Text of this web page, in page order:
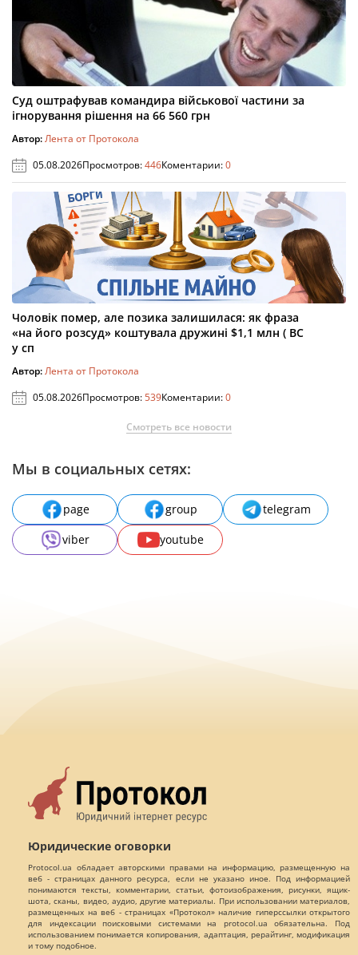
Суд оштрафував командира військової частини за
ігнорування рішення на 66 560 грн
Автор:Лента от Протокола
05.08.2026Просмотров:446Коментарии:0
Чоловік помер, але позика залишилася: як фраза
«на його розсуд» коштувала дружині $1,1 млн ( ВС
у сп
Автор:Лента от Протокола
05.08.2026Просмотров:539Коментарии:0
Смотреть все новости
Мы в социальных сетях:
page group
telegram
viber
youtube
Юридические оговорки
Protocol.ua обладает авторскими правами на информацию, размещенную на
веб - страницах данного ресурса, если не указано иное. Под информацией
понимаются тексты, комментарии, статьи, фотоизображения, рисунки, ящик-
шота, сканы, видео, аудио, другие материалы. При использовании материалов,
размещенных на веб - страницах «Протокол» наличие гиперссылки открытого
для индексации поисковыми системами на protocol.ua обязательна. Под
использованием понимается копирования, адаптация, рерайтинг, модификация
и тому подобное.